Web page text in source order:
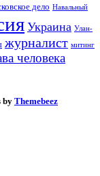
дело Навальный
Украина Улан-
журналист митинг
человека
by Themebeez